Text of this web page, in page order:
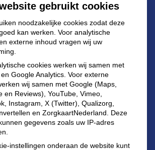
kunt u terecht bij de
Utrecht:
Andrealaan 60 3532 KT
(let op alleen voor spoed).
gebruikt cookies
noodzakelijke cookies zodat deze
kan werken. Voor analytische
externe inhoud vragen wij uw
cookies werken wij samen met
Google Analytics. Voor externe
wij samen met Google (Maps,
en Reviews), YouTube, Vimeo,
Instagram, X (Twitter), Qualizorg,
en ZorgkaartNederland. Deze
gegevens zoals uw IP-adres
instellingen onderaan de website kunt